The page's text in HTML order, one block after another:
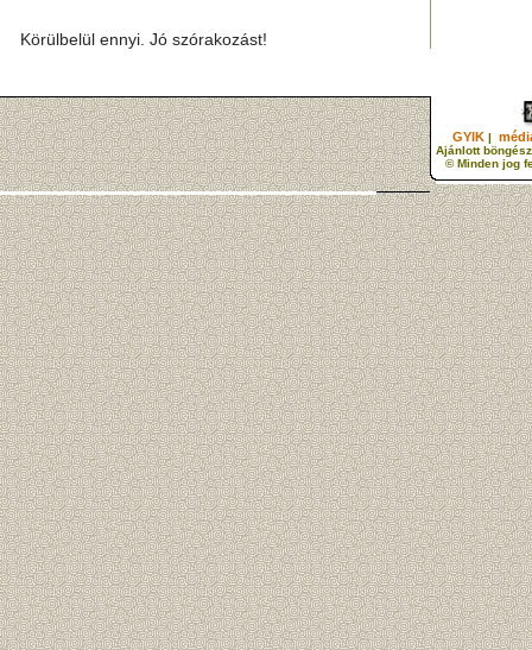
Körülbelül ennyi. Jó szórakozást!
GYIK |
Ajánlott
© Minden jog